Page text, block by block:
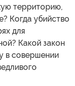
территорию,
Когда убийство
для
Какой закон
в совершении